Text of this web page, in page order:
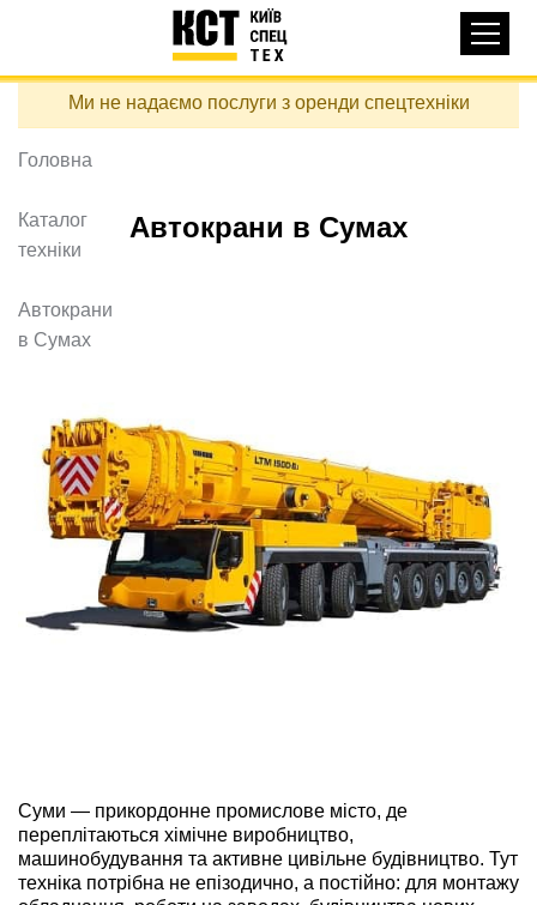
Перейти
вмісту
навигация
КАТАЛОГ ТЕХНІКИ
ДОСТАВКА ТА ОПЛАТА
ПРО НАС
ВІДГУКИ
КОНТАКТИ
ПОДЗВОНИТИ
+38 (097) 746-67-04
ЗАДАТИ ПИТАННЯ
Ми не надаємо послуги з оренди спецтехніки
Автокрани в Сумах
Суми — прикордонне промислове місто, де
переплітаються хімічне виробництво,
машинобудування та активне цивільне будівництво. Тут
техніка потрібна не епізодично, а постійно: для монтажу
Головна
Каталог
техніки
Автокрани
в Сумах